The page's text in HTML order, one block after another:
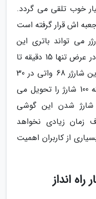
خوب تلقی می گردد.
اش قرار گرفته است
می تواند باتری این
گوشی را با پشتیبانی از شارژ سریع در عرض تنها 15 دقیقه تا
50 درصد شارژ کند. علاوه بر این، این شارژر 68 واتی در 30
دقیقه 82 درصد شارژ و در 50 دقیقه 100 شارژ را تحویل می
شارژ شدن این گوشی
زمان زیادی نخواهد
از کاربران اهمیت